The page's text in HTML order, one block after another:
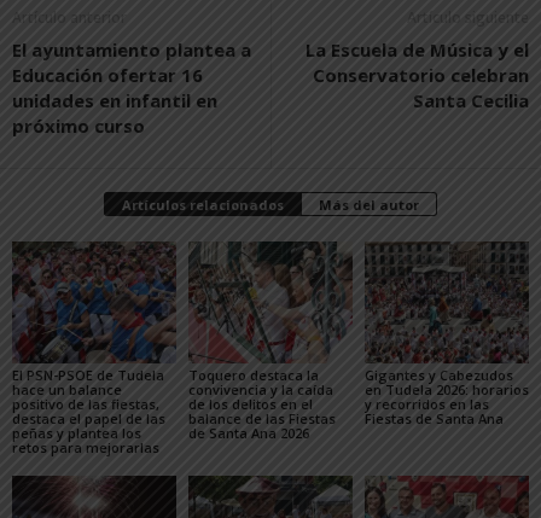
Artículo anterior
El ayuntamiento plantea a
Educación ofertar 16
unidades en infantil en
próximo curso
Artículo siguiente
La Escuela de Música y el
Conservatorio celebran
Santa Cecilia
Artículos relacionados Más del autor
El PSN-PSOE de Tudela
hace un balance
positivo de las fiestas,
destaca el papel de las
peñas y plantea los
retos para mejorarlas
Toquero destaca la
convivencia y la caída
de los delitos en el
balance de las Fiestas
de Santa Ana 2026
Gigantes y Cabezudos
en Tudela 2026: horarios
y recorridos en las
Fiestas de Santa Ana